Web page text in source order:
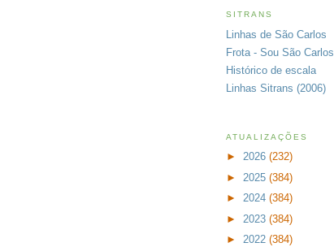
SITRANS
Linhas de São Carlos
Frota - Sou São Carlos
Histórico de escala
Linhas Sitrans (2006)
ATUALIZAÇÕES
► 2026 (232)
► 2025 (384)
► 2024 (384)
► 2023 (384)
► 2022 (384)